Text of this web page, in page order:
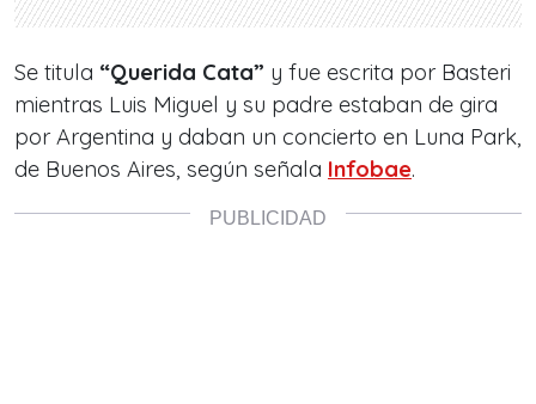
Se titula “Querida Cata” y fue escrita por Basteri
mientras Luis Miguel y su padre estaban de gira
por Argentina y daban un concierto en Luna Park,
de Buenos Aires, según señala Infobae.